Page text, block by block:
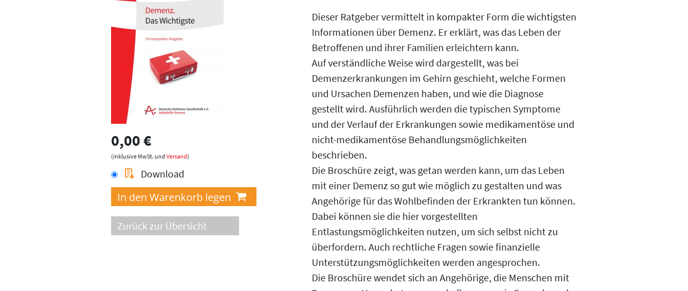
0,00 €
(inklusive MwSt. und Versand)
Download
Zurück zur Übersicht
Dieser Ratgeber vermittelt in kompakter Form die wichtigsten
Informationen über Demenz. Er erklärt, was das Leben der
Betroffenen und ihrer Familien erleichtern kann.
Auf verständliche Weise wird dargestellt, was bei
Demenzerkrankungen im Gehirn geschieht, welche Formen
und Ursachen Demenzen haben, und wie die Diagnose
gestellt wird. Ausführlich werden die typischen Symptome
und der Verlauf der Erkrankungen sowie medikamentöse und
nicht-medikamentöse Behandlungsmöglichkeiten
beschrieben.
Die Broschüre zeigt, was getan werden kann, um das Leben
mit einer Demenz so gut wie möglich zu gestalten und was
Angehörige für das Wohlbefinden der Erkrankten tun können.
Dabei können sie die hier vorgestellten
Entlastungsmöglichkeiten nutzen, um sich selbst nicht zu
überfordern. Auch rechtliche Fragen sowie finanzielle
Unterstützungsmöglichkeiten werden angesprochen.
Die Broschüre wendet sich an Angehörige, die Menschen mit